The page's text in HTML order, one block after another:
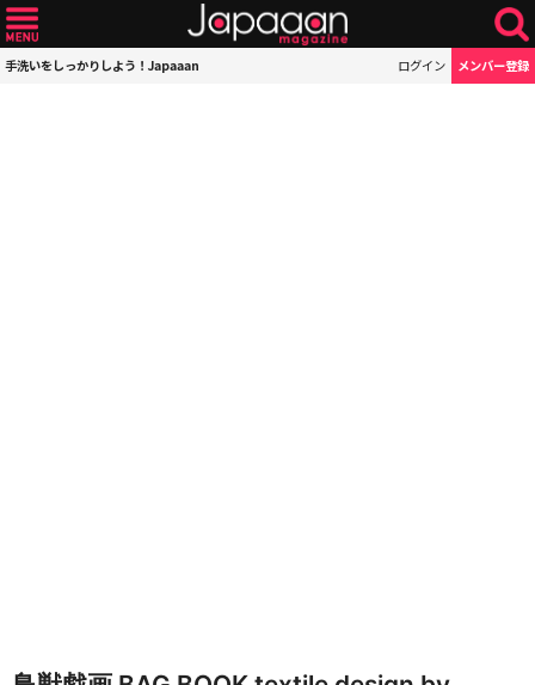
手洗いをしっかりしよう！Japaaan ログイン メンバー登録